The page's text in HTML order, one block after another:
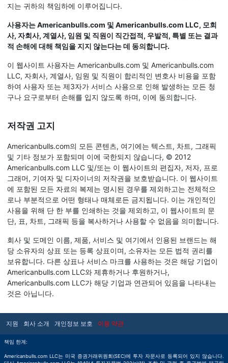
지는 귀하의 책임하에 이루어집니다.
사용자는 Americanbulls.com 및 Americanbulls.com LLC, 모회
사, 자회사, 계열사, 임원 및 직원이 직간접적, 우발적, 특별 또는 결과
적 손해에 대해 책임을 지지 않는다는 데 동의합니다.
이 웹사이트 사용자는 Americanbulls.com 및 Americanbulls.com
LLC, 자회사, 계열사, 임원 및 직원이 합리적인 변호사 비용을 포함
하여 사용자 또는 제3자가 서비스 사용으로 인해 발생하는 모든 청
구나 요구로부터 손해를 입지 않도록 하며, 이에 동의합니다.
저작권 고지
Americanbulls.com의 모든 콘텐츠, 여기에는 텍스트, 차트, 그래픽
및 기타 정보가 포함되며 이에 국한되지 않습니다, © 2012
Americanbulls.com LLC 및/또는 이 웹사이트의 편집자, 저자, 프로
그래머, 기여자 및 디자이너의 저작권을 보호받습니다. 이 웹사이트
에 포함된 모든 자료의 복제는 명시된 경우를 제외하고는 전체적으
로나 부분적으로 어떤 형태나 매체로든 금지됩니다. 이는 개인적인
사용을 위해 단 한 부를 인쇄하는 것을 제외하고, 이 웹사이트의 문
단, 표, 차트, 그래픽 등을 복사하거나 사용할 수 없음을 의미합니다.
회사 및 도메인 이름, 제품, 서비스 및 여기에서 인용된 브랜드는 해
당 소유자의 상표 또는 등록 상표이며, 소유자는 모든 법적 권리를
보유합니다. 다른 상표나 서비스 마크를 사용하는 것은 해당 기업이
Americanbulls.com LLC와 제휴하거나 후원하거나,
Americanbulls.com LLC가 해당 기업과 연관되어 있음을 나타내는
것은 아닙니다.
지원 회사 소개 개인정보 보호 이용 약관
책임 한계:
Americanbulls.com LLC는 미국 증권거래위원회(SEC)에 투자 자문사로 등록되어 있지 않습니다.